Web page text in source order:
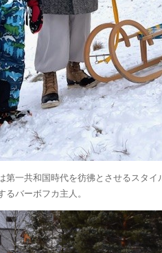
第一共和国時代を彷彿とさせるスタ
バーボフカ主人。